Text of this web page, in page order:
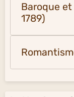
Baroque
1789)